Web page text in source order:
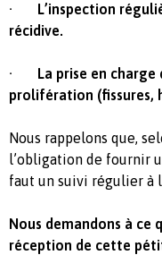
· L’inspection
récidive.
· La prise en charge
prolifération (fissures,
Nous rappelons que,
l’obligation de fournir
faut un suivi régulier à
Nous demandons à ce
réception de cette